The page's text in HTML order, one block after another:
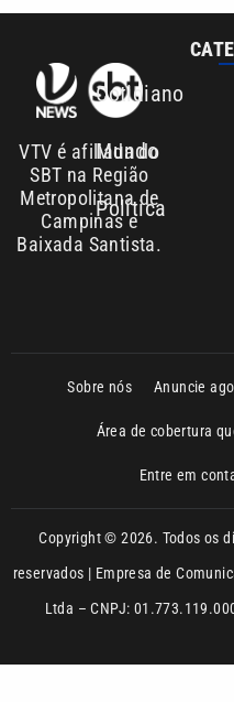
VTV é afiliada do
SBT na Região
Metropolitana de
Campinas e
Baixada Santista.
Cotidiano
Mundo
Política
Sobre nós Anuncie
Área de cobertura
Entre em
Copyright © 2026. Todos os
reservados | Empresa de
Ltda – CNPJ: